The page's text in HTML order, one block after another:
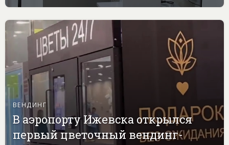
ВЕНДИНГ
В аэропорту Ижевска открылся
первый цветочный вендинг-